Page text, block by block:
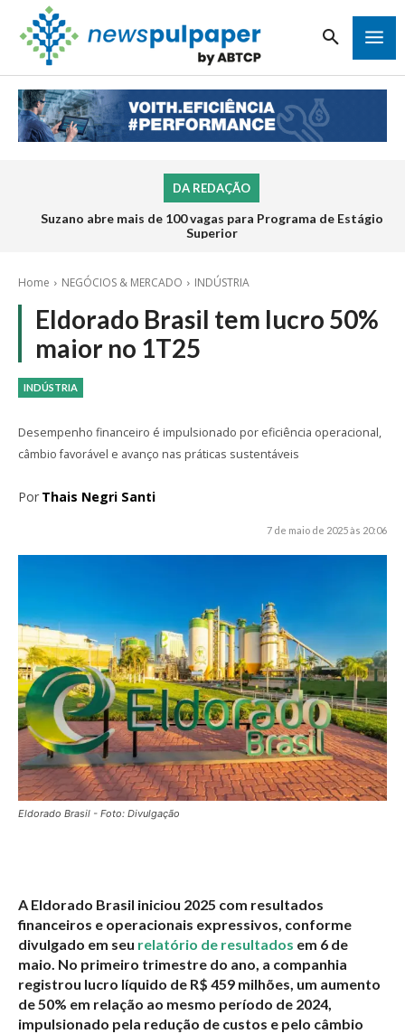
DA REDAÇÃO
Suzano abre mais de 100 vagas para Programa de Estágio
Superior
Home NEGÓCIOS & MERCADO INDÚSTRIA
Eldorado Brasil tem lucro 50%
maior no 1T25
INDÚSTRIA
Desempenho financeiro é impulsionado por eficiência operacional,
câmbio favorável e avanço nas práticas sustentáveis
Por Thais Negri Santi
7 de maio de 2025 às 20:06
Eldorado Brasil - Foto: Divulgação
A Eldorado Brasil iniciou 2025 com resultados
financeiros e operacionais expressivos, conforme
divulgado em seu relatório de resultados em 6 de
maio. No primeiro trimestre do ano, a companhia
registrou lucro líquido de R$ 459 milhões, um aumento
de 50% em relação ao mesmo período de 2024,
impulsionado pela redução de custos e pelo câmbio